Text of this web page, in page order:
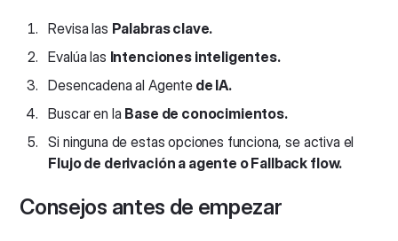
Revisa las Palabras clave.
Evalúa las Intenciones inteligentes.
Desencadena al Agente de IA.
Buscar en la Base de conocimientos.
Si ninguna de estas opciones funciona, se activa el
Flujo de derivación a agente o Fallback flow.
Consejos antes de empezar